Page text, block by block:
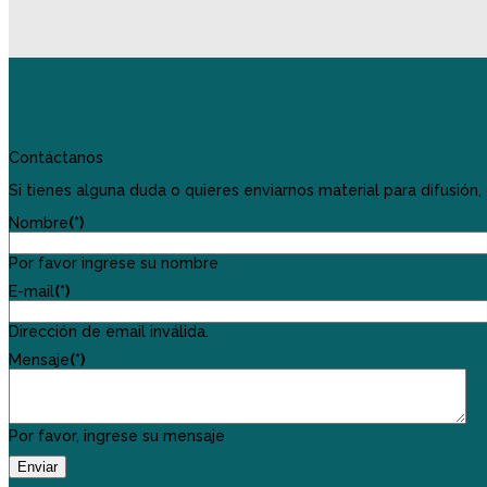
Contáctanos
Si tienes alguna duda o quieres enviarnos material para
Nombre(*)
Por favor ingrese su nombre
E-mail(*)
Dirección de email inválida.
Mensaje(*)
Por favor, ingrese su mensaje
Enviar